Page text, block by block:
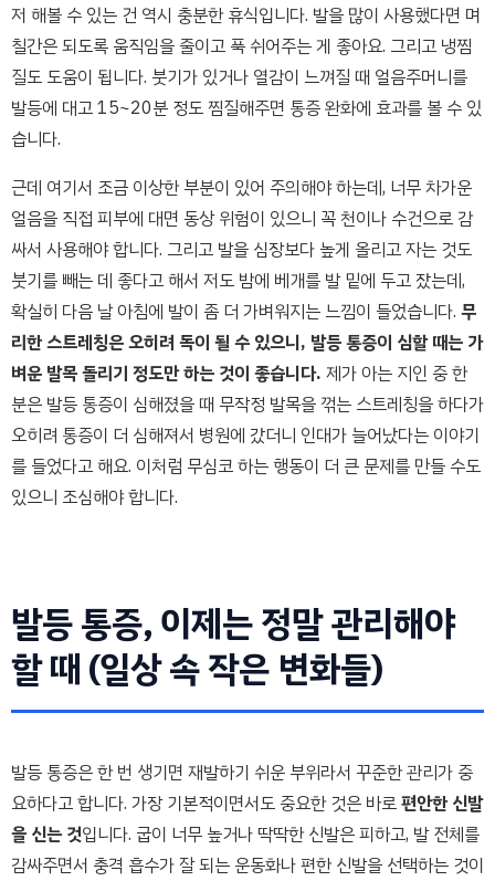
저 해볼 수 있는 건 역시 충분한 휴식입니다. 발을 많이 사용했다면 며
칠간은 되도록 움직임을 줄이고 푹 쉬어주는 게 좋아요. 그리고 냉찜
질도 도움이 됩니다. 붓기가 있거나 열감이 느껴질 때 얼음주머니를
발등에 대고 15~20분 정도 찜질해주면 통증 완화에 효과를 볼 수 있
습니다.
근데 여기서 조금 이상한 부분이 있어 주의해야 하는데, 너무 차가운
얼음을 직접 피부에 대면 동상 위험이 있으니 꼭 천이나 수건으로 감
싸서 사용해야 합니다. 그리고 발을 심장보다 높게 올리고 자는 것도
붓기를 빼는 데 좋다고 해서 저도 밤에 베개를 발 밑에 두고 잤는데,
확실히 다음 날 아침에 발이 좀 더 가벼워지는 느낌이 들었습니다. 무
리한 스트레칭은 오히려 독이 될 수 있으니, 발등 통증이 심할 때는 가
벼운 발목 돌리기 정도만 하는 것이 좋습니다. 제가 아는 지인 중 한
분은 발등 통증이 심해졌을 때 무작정 발목을 꺾는 스트레칭을 하다가
오히려 통증이 더 심해져서 병원에 갔더니 인대가 늘어났다는 이야기
를 들었다고 해요. 이처럼 무심코 하는 행동이 더 큰 문제를 만들 수도
있으니 조심해야 합니다.
발등 통증, 이제는 정말 관리해야
할 때 (일상 속 작은 변화들)
발등 통증은 한 번 생기면 재발하기 쉬운 부위라서 꾸준한 관리가 중
요하다고 합니다. 가장 기본적이면서도 중요한 것은 바로편안한 신발
을 신는 것입니다. 굽이 너무 높거나 딱딱한 신발은 피하고, 발 전체를
감싸주면서 충격 흡수가 잘 되는 운동화나 편한 신발을 선택하는 것이